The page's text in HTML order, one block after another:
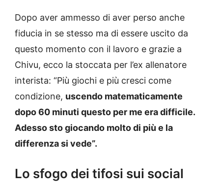
Dopo aver ammesso di aver perso anche
fiducia in se stesso ma di essere uscito da
questo momento con il lavoro e grazie a
Chivu, ecco la stoccata per l’ex allenatore
interista: “Più giochi e più cresci come
condizione, uscendo matematicamente
dopo 60 minuti questo per me era difficile.
Adesso sto giocando molto di più e la
differenza si vede”.
Lo sfogo dei tifosi sui social